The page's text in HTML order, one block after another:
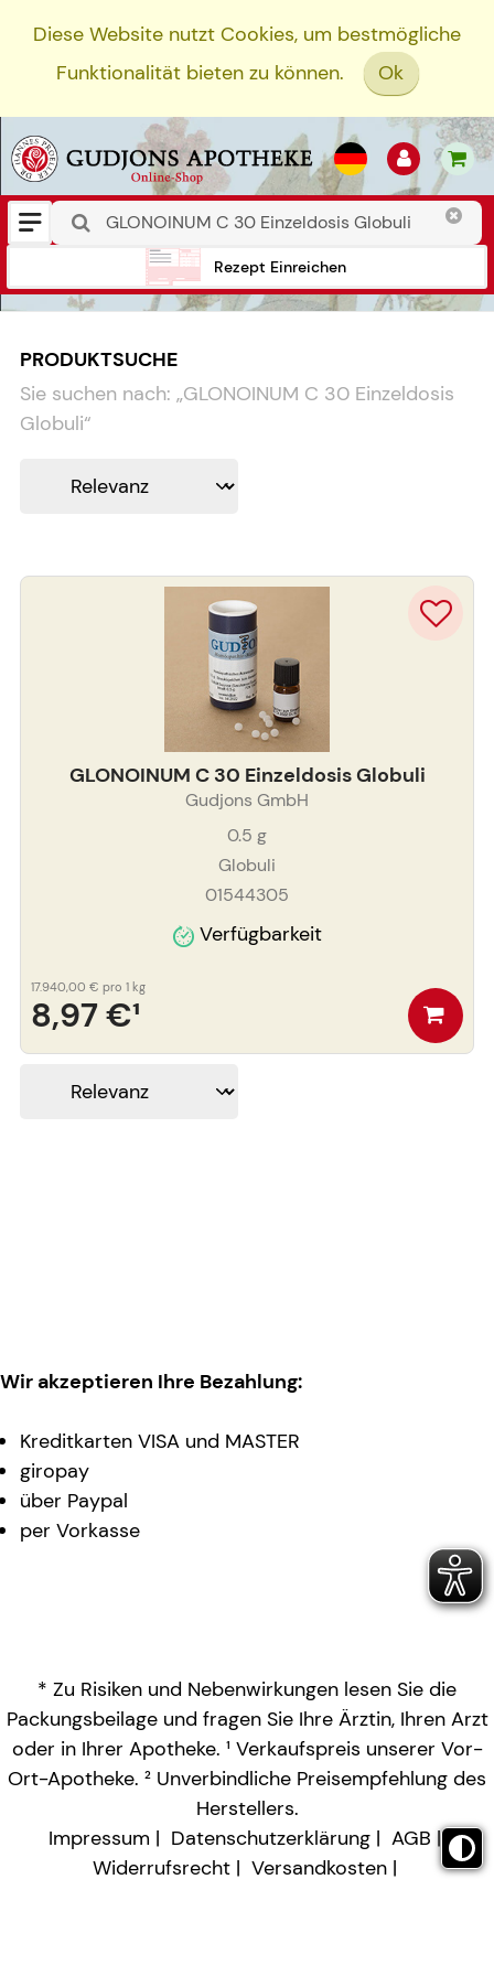
Diese Website nutzt Cookies, um bestmögliche
Funktionalität bieten zu können.
Ok
Rezept Einreichen
PRODUKTSUCHE
Sie suchen nach: „GLONOINUM C 30 Einzeldosis
Globuli“
GLONOINUM C 30 Einzeldosis Globuli
Gudjons GmbH
0.5 g
Globuli
01544305
Verfügbarkeit
8,97 €¹
17.940,00 € pro 1 kg
Wir akzeptieren Ihre Bezahlung:
Kreditkarten VISA und MASTER
giropay
über Paypal
per Vorkasse
* Zu Risiken und Nebenwirkungen lesen Sie die
Packungsbeilage und fragen Sie Ihre Ärztin, Ihren Arzt
oder in Ihrer Apotheke. ¹ Verkaufspreis unserer Vor-
Ort-Apotheke. ² Unverbindliche Preisempfehlung des
Herstellers.
Impressum
Datenschutzerklärung
AGB
Widerrufsrecht
Versandkosten